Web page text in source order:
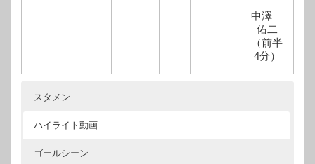
中澤
佑二
（前半
4分）
スタメン
ハイライト動画
ゴールシーン